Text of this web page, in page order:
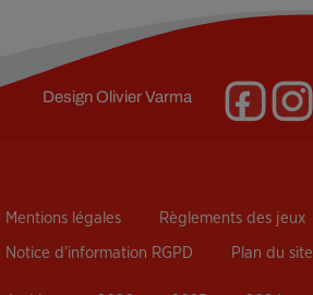
DesignOlivier Varma
Mentions légales Règlements des jeux
Notice d’information RGPD Plan du site